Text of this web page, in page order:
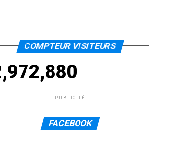
COMPTEUR VISITEURS
PUBLICITÉ
FACEBOOK